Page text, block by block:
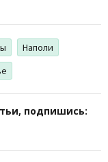
Наполи
подпишись: